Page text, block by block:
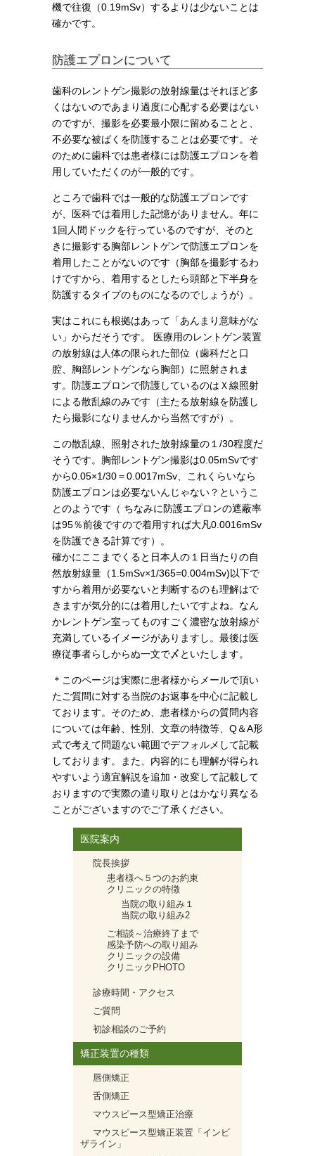
機で往復（0.19mSv）するよりは少ないことは
確かです。
防護エプロンについて
歯科のレントゲン撮影の放射線量はそれほど多
くはないのであまり過度に心配する必要はない
のですが、撮影を必要最小限に留めることと、
不必要な被ばくを防護することは必要です。そ
のために歯科では患者様には防護エプロンを着
用していただくのが一般的です。
ところで歯科では一般的な防護エプロンです
が、医科では着用した記憶がありません。年に
1回人間ドックを行っているのですが、そのと
きに撮影する胸部レントゲンで防護エプロンを
着用したことがないのです（胸部を撮影するわ
けですから、着用するとしたら頭部と下半身を
防護するタイプのものになるのでしょうが）。
実はこれにも根拠はあって「あんまり意味がな
い」からだそうです。 医療用のレントゲン装置
の放射線は人体の限られた部位（歯科だと口
腔、胸部レントゲンなら胸部）に照射されま
す。防護エプロンで防護しているのはＸ線照射
による散乱線のみです（主たる放射線を防護し
たら撮影になりませんから当然ですが）。
この散乱線、照射された放射線量の１/30程度だ
そうです。胸部レントゲン撮影は0.05mSvです
から0.05×1/30＝0.0017mSv、これくらいなら
防護エプロンは必要ないんじゃない？というこ
とのようです（ ちなみに防護エプロンの遮蔽率
は95％前後ですので着用すれば大凡0.0016mSv
を防護できる計算です）。
確かにここまでくると日本人の１日当たりの自
然放射線量（1.5mSv×1/365=0.004mSv)以下で
すから着用が必要ないと判断するのも理解はで
きますが気分的には着用したいですよね。なん
かレントゲン室ってものすごく濃密な放射線が
充満しているイメージがありますし。最後は医
療従事者らしからぬ一文で〆といたします。
＊このページは実際に患者様からメールで頂い
たご質問に対する当院のお返事を中心に記載し
ております。そのため、患者様からの質問内容
については年齢、性別、文章の特徴等、Q＆A形
式で考えて問題ない範囲でデフォルメして記載
しております。また、内容的にも理解が得られ
やすいよう適宜解説を追加・改変して記載して
おりますので実際の遣り取りとはかなり異なる
ことがございますのでご了承ください。
医院案内
院長挨拶
患者様へ５つのお約束
クリニックの特徴
当院の取り組み１
当院の取り組み2
ご相談～治療終了まで
感染予防への取り組み
クリニックの設備
クリニックPHOTO
診療時間・アクセス
ご質問
初診相談のご予約
矯正装置の種類
唇側矯正
舌側矯正
マウスピース型矯正治療
マウスピース型矯正装置「インビ
ザライン」